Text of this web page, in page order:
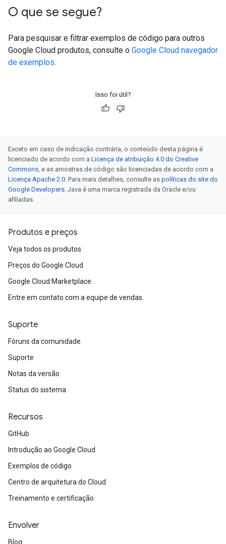
O que se segue?
Para pesquisar e filtrar exemplos de código para outros
Google Cloud produtos, consulte o Google Cloud navegador
de exemplos.
Isso foi útil?
Exceto em caso de indicação contrária, o conteúdo desta página é
licenciado de acordo com a Licença de atribuição 4.0 do Creative
Commons, e as amostras de código são licenciadas de acordo com a
Licença Apache 2.0. Para mais detalhes, consulte as políticas do site do
Google Developers. Java é uma marca registrada da Oracle e/ou
afiliadas.
Produtos e preços
Veja todos os produtos
Preços do Google Cloud
Google Cloud Marketplace
Entre em contato com a equipe de vendas.
Suporte
Fóruns da comunidade
Suporte
Notas da versão
Status do sistema
Recursos
GitHub
Introdução ao Google Cloud
Exemplos de código
Centro de arquitetura do Cloud
Treinamento e certificação
Envolver
Blog